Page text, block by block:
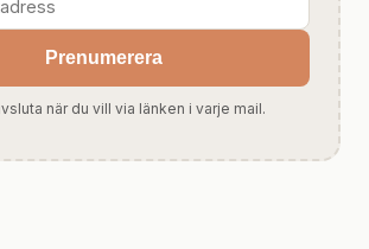
Prenumerera
när du vill via länken i varje mail.